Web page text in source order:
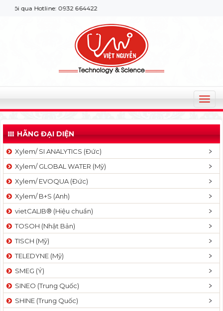
qua Hotline: 0932 664422
T
o
g
l
v
a
t
n
HÃNG ĐẠI DIỆN
Xylem/ SI ANALYTICS (Đức)
Xylem/ GLOBAL WATER (Mỹ)
Xylem/ EVOQUA (Đức)
Xylem/ B+S (Anh)
vietCALIB® (Hiệu chuẩn)
TOSOH (Nhật Bản)
TISCH (Mỹ)
TELEDYNE (Mỹ)
SMEG (Ý)
SINEO (Trung Quốc)
SHINE (Trung Quốc)